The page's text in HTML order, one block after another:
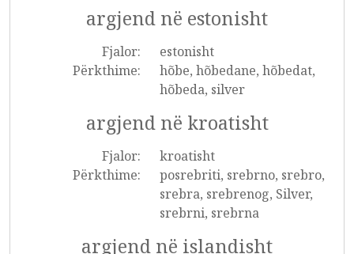
argjend në estonisht
Fjalor:
estonisht
Përkthime:
hõbe, hõbedane, hõbedat,
hõbeda, silver
argjend në kroatisht
Fjalor:
kroatisht
Përkthime:
posrebriti, srebrno, srebro,
srebra, srebrenog, Silver,
srebrni, srebrna
argjend në islandisht